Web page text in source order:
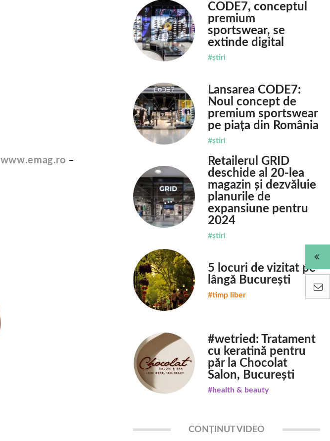
www.emag.ro –
CODE7, conceptul
premium
sportswear, se
extinde digital
#știri
Lansarea CODE7:
Noul concept de
premium sportswear
pe piața din România
#știri
Retailerul GRID
deschide al 20-lea
magazin și dezvăluie
planurile de
expansiune pentru
2024
#știri
5 locuri de vizitat pe
lângă București
#timp liber
#wetried: Tratament
cu keratină pentru
păr la Chocolat
Salon, București
#health & beauty
CONȚINUT VIDEO